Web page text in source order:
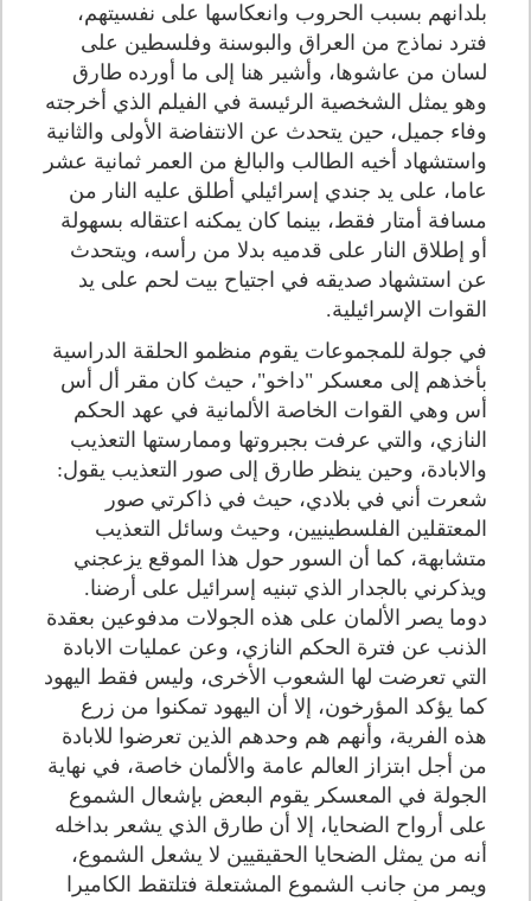
بلدانهم بسبب الحروب وانعكاسها على نفسيتهم،
فترد نماذج من العراق والبوسنة وفلسطين على
لسان من عاشوها، وأشير هنا إلى ما أورده طارق
وهو يمثل الشخصية الرئيسة في الفيلم الذي أخرجته
وفاء جميل، حين يتحدث عن الانتفاضة الأولى والثانية
واستشهاد أخيه الطالب والبالغ من العمر ثمانية عشر
عاما، على يد جندي إسرائيلي أطلق عليه النار من
مسافة أمتار فقط، بينما كان يمكنه اعتقاله بسهولة
أو إطلاق النار على قدميه بدلا من رأسه، ويتحدث
عن استشهاد صديقه في اجتياح بيت لحم على يد
القوات الإسرائيلية.
في جولة للمجموعات يقوم منظمو الحلقة الدراسية
بأخذهم إلى معسكر "داخو"، حيث كان مقر أل أس
أس وهي القوات الخاصة الألمانية في عهد الحكم
النازي، والتي عرفت بجبروتها وممارستها التعذيب
والابادة، وحين ينظر طارق إلى صور التعذيب يقول:
شعرت أني في بلادي، حيث في ذاكرتي صور
المعتقلين الفلسطينيين، وحيث وسائل التعذيب
متشابهة، كما أن السور حول هذا الموقع يزعجني
ويذكرني بالجدار الذي تبنيه إسرائيل على أرضنا.
دوما يصر الألمان على هذه الجولات مدفوعين بعقدة
الذنب عن فترة الحكم النازي، وعن عمليات الابادة
التي تعرضت لها الشعوب الأخرى، وليس فقط اليهود
كما يؤكد المؤرخون، إلا أن اليهود تمكنوا من زرع
هذه الفرية، وأنهم هم وحدهم الذين تعرضوا للابادة
من أجل ابتزاز العالم عامة والألمان خاصة، في نهاية
الجولة في المعسكر يقوم البعض بإشعال الشموع
على أرواح الضحايا، إلا أن طارق الذي يشعر بداخله
أنه من يمثل الضحايا الحقيقيين لا يشعل الشموع،
ويمر من جانب الشموع المشتعلة فتلتقط الكاميرا